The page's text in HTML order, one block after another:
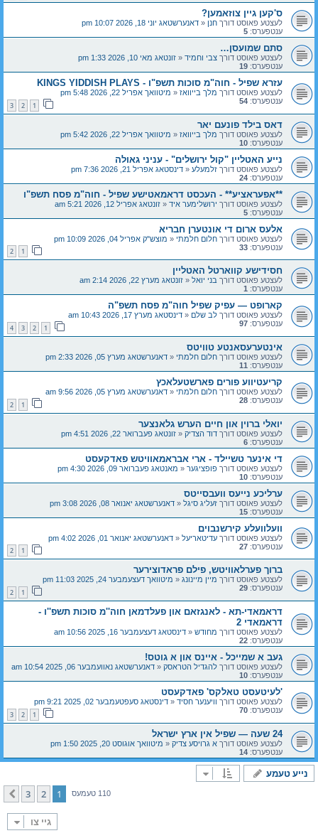
ס'קען גיין צוזאמען?
לעצטע פאוסט דורך חנן « דאנערשטאג יוני 18, 2026 10:07 pm
ענטפערס: 5
סתם שמועסן…
לעצטע פאוסט דורך צבי וחמיד « זונטאג מאי 10, 2026 1:33 pm
ענטפערס: 19
עזרא שפיל - חוה"מ סוכות תשפ"ו - KINGS YIDDISH PLAYS
לעצטע פאוסט דורך מלך בייוואז « מיטוואך אפריל 22, 2026 5:48 pm
ענטפערס: 54
1
2
3
דאס בילד פונעם יאר
לעצטע פאוסט דורך מלך בייוואז « מיטוואך אפריל 22, 2026 5:42 pm
ענטפערס: 10
נייע האטליין "קול ירושלים" - עניני גאולה
לעצטע פאוסט דורך זלמעלע « דינסטאג אפריל 21, 2026 7:36 pm
ענטפערס: 24
**אפעראציע** - העכסט דראמאטישע שפיל - חוה"מ פסח תשפ"ו
לעצטע פאוסט דורך ירושלימער איד « זונטאג אפריל 12, 2026 5:21 am
ענטפערס: 5
אלעס ארום די אונטערן חבריא
לעצטע פאוסט דורך חלום חלמתי « מוצש"ק אפריל 04, 2026 10:09 pm
ענטפערס: 33
1
2
חסידישע קווארטל האטליין
לעצטע פאוסט דורך בני יואל « זונטאג מערץ 22, 2026 2:14 am
ענטפערס: 1
קארופט — עפיק שפיל חוה"מ פסח תשפ"ה
לעצטע פאוסט דורך לב שלם « דינסטאג מערץ 17, 2026 10:43 am
ענטפערס: 97
1
2
3
4
אינטערעסאנטע טוויטס
לעצטע פאוסט דורך חלום חלמתי « דאנערשטאג מערץ 05, 2026 2:33 pm
ענטפערס: 11
קריעטיווע פורים פארשטעלאכץ
לעצטע פאוסט דורך חלום חלמתי « דאנערשטאג מערץ 05, 2026 9:56 am
ענטפערס: 28
1
2
יואלי ברוין און חיים הערש גלאנצער
לעצטע פאוסט דורך דוד הצדיק « זונטאג פעברואר 22, 2026 4:51 pm
ענטפערס: 6
די אינער טשיילד - ארי אבראמאוויטש פאדקעסט
לעצטע פאוסט דורך פופציגער « מאנטאג פעברואר 09, 2026 4:30 pm
ענטפערס: 10
ערליכע נייעס וועבסייטס
לעצטע פאוסט דורך זעליג סיגל « דאנערשטאג יאנואר 08, 2026 3:08 pm
ענטפערס: 15
וועלוועלע קירשנבוים
לעצטע פאוסט דורך עדיטאריעל « דאנערשטאג יאנואר 01, 2026 4:02 pm
ענטפערס: 27
1
2
ברוך פערלאוויטש, פילם פראדוצירער
לעצטע פאוסט דורך מיין מיינונג « מיטוואך דעצעמבער 24, 2025 11:03 pm
ענטפערס: 29
1
2
דראמאדי-תא - לאנגזאם און פעלדמאן חוה''מ סוכות תשפ''ו -
דראמאדי 2
לעצטע פאוסט דורך מחודש « דינסטאג דעצעמבער 16, 2025 10:56 am
ענטפערס: 22
געב א שמייכל - איינס און א גוטס!
לעצטע פאוסט דורך להגדיל הטראסק « דאנערשטאג נאוועמבער 06, 2025 10:54 am
ענטפערס: 10
'לעיטעסט טאלקס' פאדקעסט
לעצטע פאוסט דורך וויענער חסיד « דינסטאג סעפטעמבער 02, 2025 9:21 pm
ענטפערס: 70
1
2
3
24 שעה — שפיל אין ארץ ישראל
לעצטע פאוסט דורך א גרויסע צדיק « מיטוואך אוגוסט 20, 2025 1:50 pm
ענטפערס: 14
נייע טעמע
110 טעמעס 1
2
3
קומענדיגע
גיי צו